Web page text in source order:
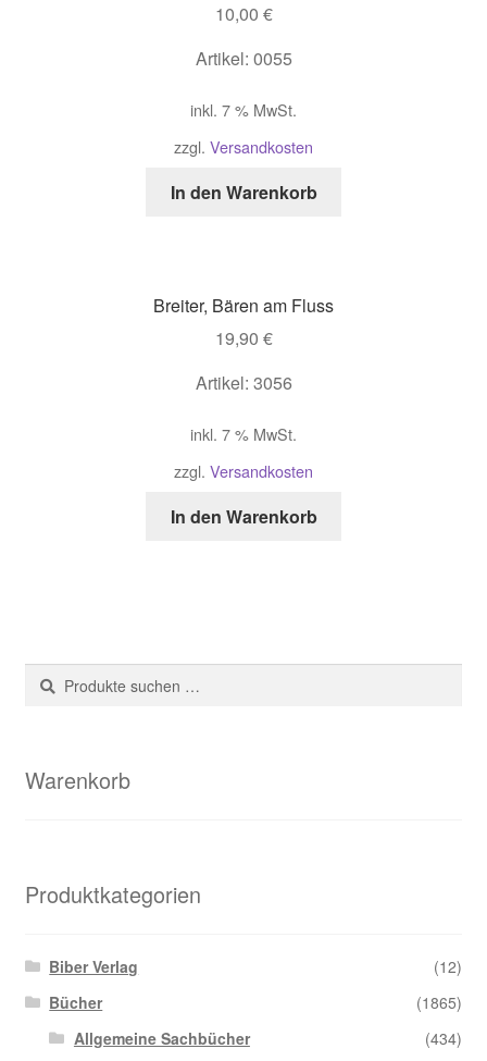
10,00 €
Artikel: 0055
inkl. 7 % MwSt.
zzgl. Versandkosten
In den Warenkorb
Breiter, Bären am Fluss
19,90 €
Artikel: 3056
inkl. 7 % MwSt.
zzgl. Versandkosten
In den Warenkorb
Suche
nach:
Suchen
Warenkorb
Produktkategorien
Biber Verlag
(12)
Bücher
(1865)
Allgemeine Sachbücher
(434)